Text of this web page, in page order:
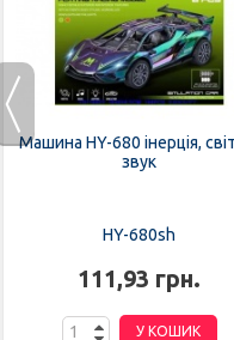
Машина HY-680 інерція,
звук
HY-680sh
111,93 грн.
У КОШИК